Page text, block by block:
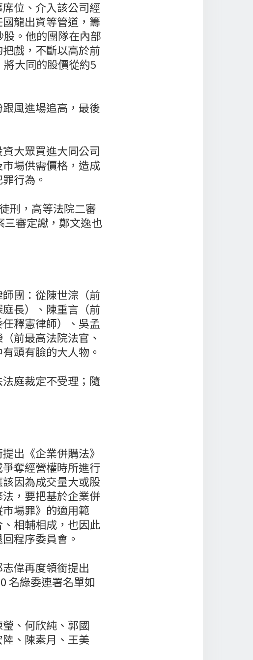
位、介入該公司經
龍出資等管道，籌
。他的團隊在內部
戲，不斷以高於前
大同的股價從約5
風進場追高，最後
大眾買進大同公司
場供需價格，造成
行為。
刑，高等法院二審
三審定讞，鄭文逸也
團：從陳世淙（前
長）、陳重言（前
釋憲律師）、吳孟
前最高法院法官、
頭有臉的大人物。
庭裁定不受理；隨
出《企業併購法》
奪經營權時所進行
因為成交量大或股
，要把基於企業併
場罪》的適用範
相輔相成，也因此
程序委員會。
偉再度領銜提出
名綠委連署名單如
、何欣純、郭國
、陳素月、王美